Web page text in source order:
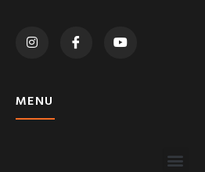
MENU